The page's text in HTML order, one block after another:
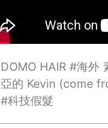
DOMO HAIR #海外
亞的 Kevin (come
#科技假髮